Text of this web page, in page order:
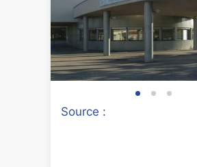
Source :